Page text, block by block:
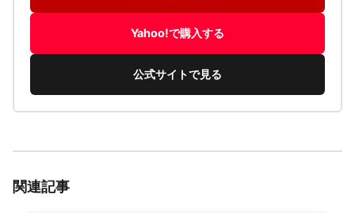
Yahoo!で購入する
公式サイトで見る
関連記事